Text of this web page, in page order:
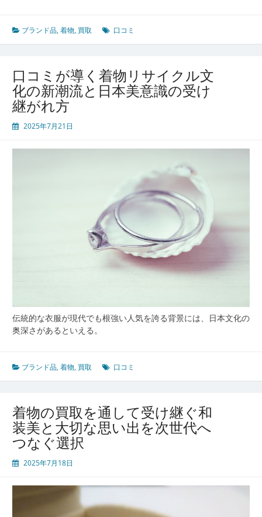
ブランド品,着物, 買取 口コミ
口コミが導く着物リサイクル文
化の新潮流と日本美意識の受け
継がれ方
2025年7月21日
伝統的な衣服が現代でも根強い人気を誇る背景には、日本文化の
奥深さがあるといえる。
ブランド品,着物, 買取 口コミ
着物の買取を通して受け継ぐ和
装美と大切な思い出を次世代へ
つなぐ選択
2025年7月18日